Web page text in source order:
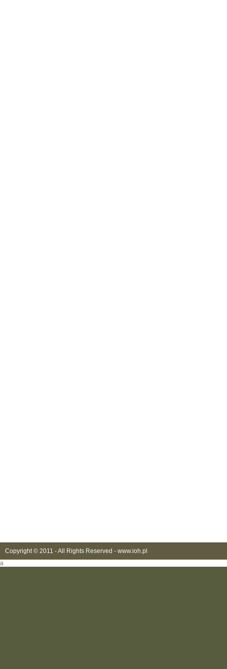
Copyright © 2011 - All Rights Reserved - www.ioh.pl
a